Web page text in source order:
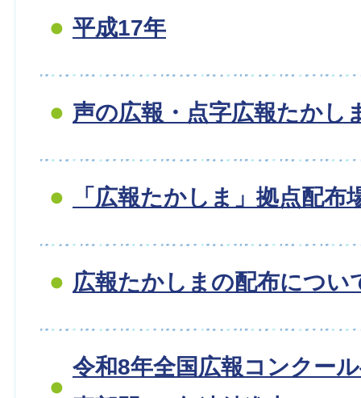
平成17年
声の広報・点字広報たかし
「広報たかしま」拠点配布
広報たかしまの配布につい
令和8年全国広報コンクー